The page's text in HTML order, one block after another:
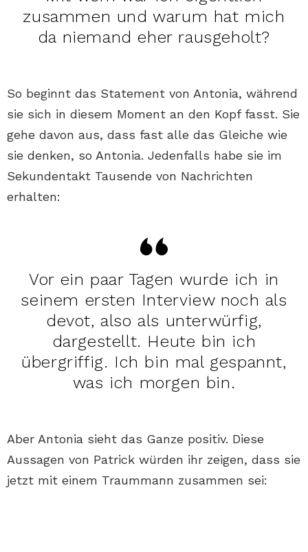
zusammen und warum hat mich
da niemand eher rausgeholt?
So beginnt das Statement von Antonia, während
sie sich in diesem Moment an den Kopf fasst. Sie
gehe davon aus, dass fast alle das Gleiche wie
sie denken, so Antonia. Jedenfalls habe sie im
Sekundentakt Tausende von Nachrichten
erhalten:
Vor ein paar Tagen wurde ich in
seinem ersten Interview noch als
devot, also als unterwürfig,
dargestellt. Heute bin ich
übergriffig. Ich bin mal gespannt,
was ich morgen bin.
Aber Antonia sieht das Ganze positiv. Diese
Aussagen von Patrick würden ihr zeigen, dass sie
jetzt mit einem Traummann zusammen sei: